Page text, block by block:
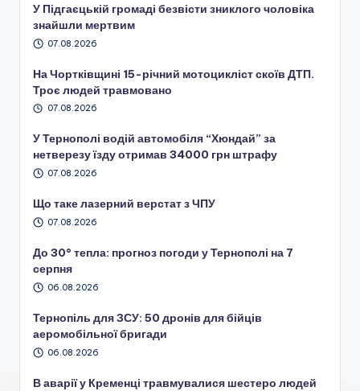
У Підгаєцькій громаді безвісти зниклого чоловіка
знайшли мертвим
07.08.2026
На Чортківщині 15-річний мотоцикліст скоїв ДТП.
Троє людей травмовано
07.08.2026
У Тернополі водій автомобіля “Хюндай” за
нетверезу їзду отримав 34000 грн штрафу
07.08.2026
Що таке лазерний верстат з ЧПУ
07.08.2026
До 30° тепла: прогноз погоди у Тернополі на 7
серпня
06.08.2026
Тернопіль для ЗСУ: 50 дронів для бійців
аеромобільної бригади
06.08.2026
В аварії у Кременці травмувалися шестеро людей